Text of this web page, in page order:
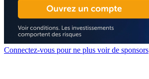
Connectez-vous pour ne plus voir de sponsors